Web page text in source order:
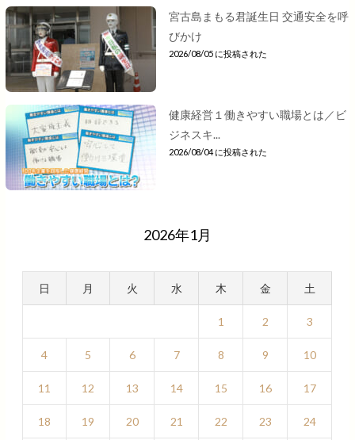
宮古島まもる君誕生日 交通安全を呼
びかけ
2026/08/05 に投稿された
健康経営１働きやすい職場とは／ビ
ジネスキ...
2026/08/04 に投稿された
2026年1月
日 月 火 水 木 金 土
1 2 3
4 5 6 7 8 9 10
11 12 13 14 15 16 17
18 19 20 21 22 23 24